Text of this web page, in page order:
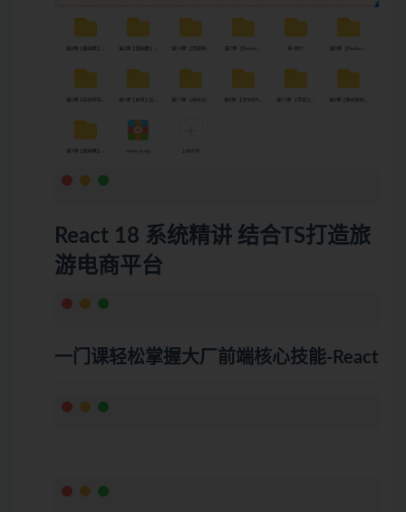
React 18 系统精讲 结合TS打造旅
游电商平台
一门课轻松掌握大厂前端核心技能-React